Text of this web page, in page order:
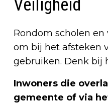
Veiligheid
Rondom scholen
om bij het afsteken
gebruiken. Denk bij
Inwoners die
gemeente of via